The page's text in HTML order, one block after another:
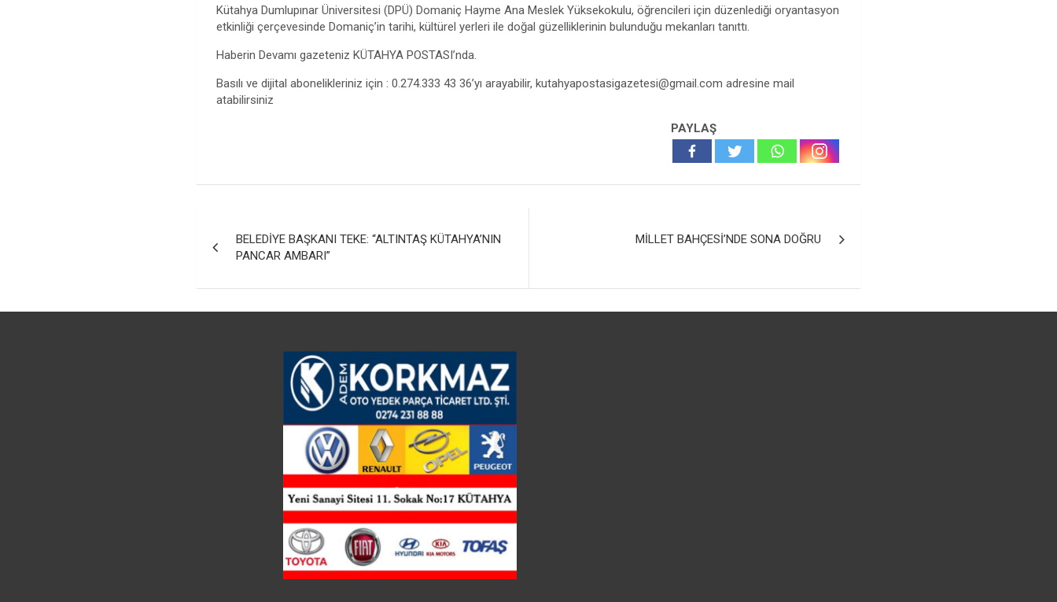
Kütahya Dumlupınar Üniversitesi (DPÜ) Domaniç Hayme Ana Meslek Yüksekokulu, öğrencileri için düzenlediği oryantasyon
etkinliği çerçevesinde Domaniç’in tarihi, kültürel yerleri ile doğal güzelliklerinin bulunduğu mekanları tanıttı.
Haberin Devamı gazeteniz KÜTAHYA POSTASI’nda.
Basılı ve dijital abonelikleriniz için : 0.274.333 43 36’yı arayabilir,kutahyapostasigazetesi@gmail.com adresine mail
atabilirsiniz
PAYLAŞ
gezinmesi
BELEDİYE BAŞKANI TEKE: “ALTINTAŞ KÜTAHYA’NIN
PANCAR AMBARI”
MİLLET BAHÇESİ’NDE SONA DOĞRU